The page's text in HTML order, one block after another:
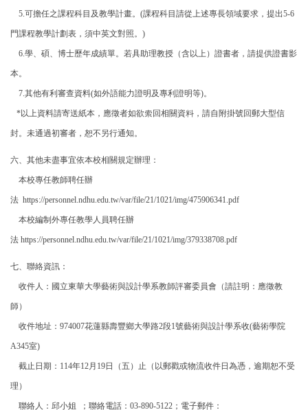
5.可擔任之課程科目及教學計畫。(課程科目請從上述專長領域要求，提出5-6
門課程教學計劃表，須中英文對照。)
6.學、碩、博士歷年成績單。若具助理教授（含以上）證書者，請提供證書影
本。
7.其他有利審查資料(如外語能力證明及專利證明等)。
*以上資料請寄送紙本，應徵者如欲索回相關資料，請自附掛號回郵大型信
封。未通過初審者，恕不另行通知。
六、其他未盡事宜依本校相關規定辦理：
本校專任教師聘任辦
法 https://personnel.ndhu.edu.tw/var/file/21/1021/img/475906341.pdf
本校編制外專任教學人員聘任辦
法 https://personnel.ndhu.edu.tw/var/file/21/1021/img/379338708.pdf
七、聯絡資訊：
收件人：國立東華大學藝術與設計學系教師評審委員會（請註明：應徵教
師）
收件地址：974007花蓮縣壽豐鄉大學路2段1號藝術與設計學系收(藝術學院
A345室)
截止日期：114年12月19日（五）止（以郵戳或物流收件日為憑，逾期恕不受
理）
聯絡人：邱小姐 ；聯絡電話：03-890-5122；電子郵件：